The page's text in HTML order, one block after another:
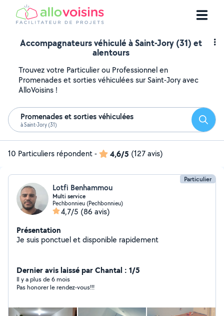
Accompagnateurs véhiculé à Saint-Jory (31) et
alentours
Trouvez votre Particulier ou Professionnel en
Promenades et sorties véhiculées sur Saint-Jory avec
AlloVoisins !
Promenades et sorties véhiculées
à Saint-Jory (31)
10 Particuliers répondent- 4,6/5 (127 avis)
Particulier
Lotfi Benhammou
Multi service
Pechbonnieu (Pechbonnieu)
4,7/5 (86 avis)
Présentation
Je suis ponctuel et disponible rapidement
Dernier avis laissé par Chantal : 1/5
Il y a plus de 6 mois
Pas honorer le rendez-vous!!!